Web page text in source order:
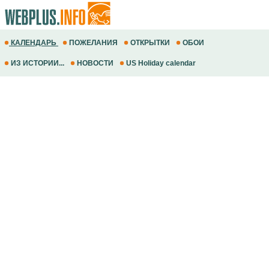
КАЛЕНДАРЬ ПОЖЕЛАНИЯ ОТКРЫТКИ ОБОИ
ИЗ ИСТОРИИ... НОВОСТИ US Holiday calendar